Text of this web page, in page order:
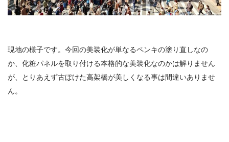
現地の様子です。今回の美装化が単なるペンキの塗り直しなの
か、化粧パネルを取り付ける本格的な美装化なのかは解りません
が、とりあえず古ぼけた高架橋が美しくなる事は間違いありませ
ん。